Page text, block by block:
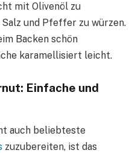
mit Olivenöl zu
und Pfeffer zu würzen.
Backen schön
karamellisiert leicht.
Einfache und
auch beliebteste
zuzubereiten, ist das